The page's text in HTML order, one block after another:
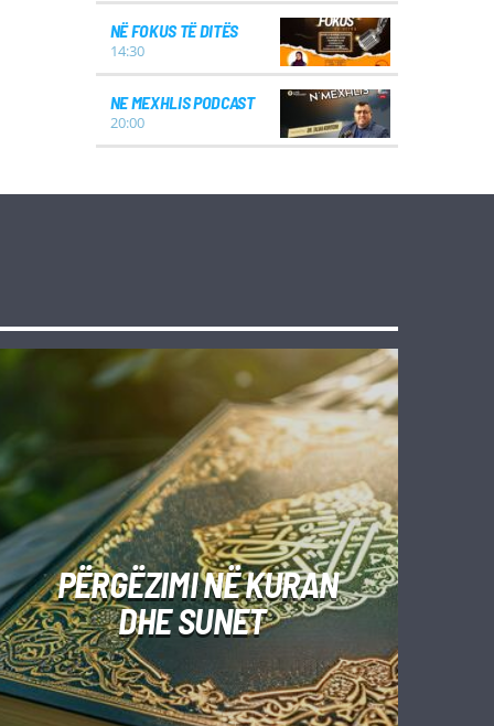
NË FOKUS TË DITËS
14:30
NE MEXHLIS PODCAST
20:00
PËRGËZIMI NË KURAN
DHE SUNET